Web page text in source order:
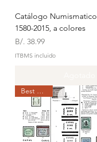
Catálogo
1580-2015, a colores
Precio
B/. 38.99
ITBMS incluido
Best Seller